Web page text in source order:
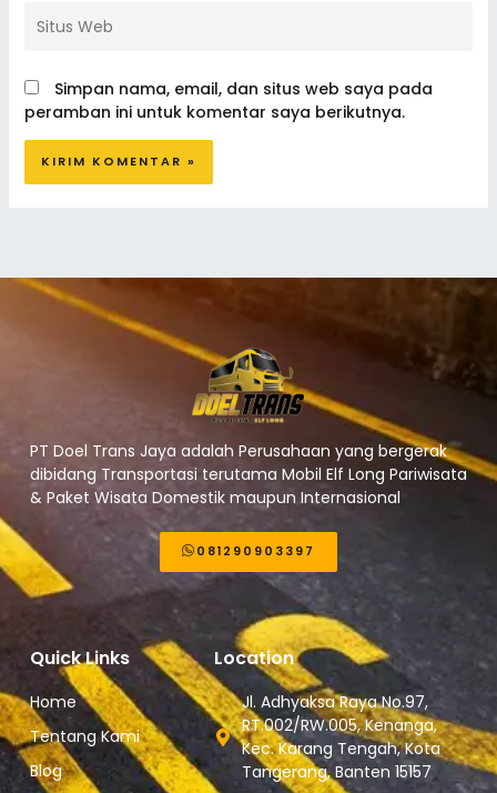
Web
Simpan nama, email, dan situs web saya pada
peramban ini untuk komentar saya berikutnya.
PT Doel Trans Jaya adalah Perusahaan yang bergerak
dibidang Transportasi terutama Mobil Elf Long Pariwisata
& Paket Wisata Domestik maupun Internasional
081290903397
Quick Links
Home
Tentang Kami
Blog
Location
Jl. Adhyaksa Raya No.97,
RT.002/RW.005, Kenanga,
Kec. Karang Tengah, Kota
Tangerang, Banten 15157